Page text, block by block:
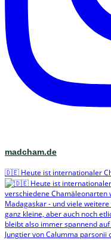
madcham.de
🇩🇪 Heute ist internationaler